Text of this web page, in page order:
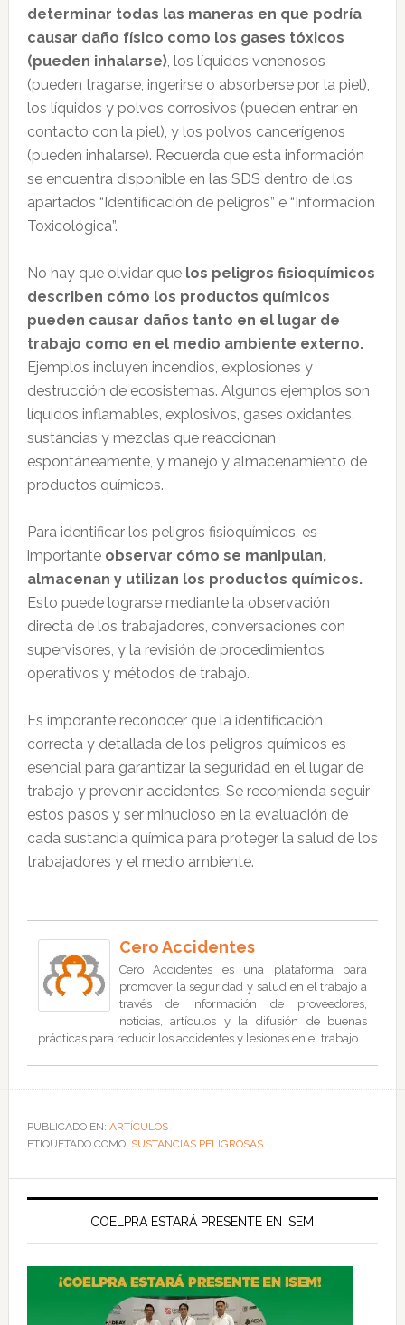
determinar todas las maneras en que podría
causar daño físico como los gases tóxicos
(pueden inhalarse), los líquidos venenosos
(pueden tragarse, ingerirse o absorberse por la piel),
los líquidos y polvos corrosivos (pueden entrar en
contacto con la piel), y los polvos cancerígenos
(pueden inhalarse). Recuerda que esta información
se encuentra disponible en las SDS dentro de los
apartados “Identificación de peligros” e “Información
Toxicológica”.
No hay que olvidar que los peligros fisioquímicos
describen cómo los productos químicos
pueden causar daños tanto en el lugar de
trabajo como en el medio ambiente externo.
Ejemplos incluyen incendios, explosiones y
destrucción de ecosistemas. Algunos ejemplos son
líquidos inflamables, explosivos, gases oxidantes,
sustancias y mezclas que reaccionan
espontáneamente, y manejo y almacenamiento de
productos químicos.
Para identificar los peligros fisioquímicos, es
importante observar cómo se manipulan,
almacenan y utilizan los productos químicos.
Esto puede lograrse mediante la observación
directa de los trabajadores, conversaciones con
supervisores, y la revisión de procedimientos
operativos y métodos de trabajo.
Es imporante reconocer que la identificación
correcta y detallada de los peligros químicos es
esencial para garantizar la seguridad en el lugar de
trabajo y prevenir accidentes. Se recomienda seguir
estos pasos y ser minucioso en la evaluación de
cada sustancia química para proteger la salud de los
trabajadores y el medio ambiente.
Cero Accidentes
Cero Accidentes es una plataforma para
promover la seguridad y salud en el trabajo a
través de información de proveedores,
noticias, artículos y la difusión de buenas
prácticas para reducir los accidentes y lesiones en el trabajo.
PUBLICADO EN: ARTÍCULOS
ETIQUETADO COMO: SUSTANCIAS PELIGROSAS
COELPRA ESTARÁ PRESENTE EN ISEM